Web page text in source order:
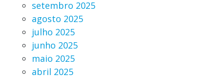
setembro 2025
agosto 2025
julho 2025
junho 2025
maio 2025
abril 2025